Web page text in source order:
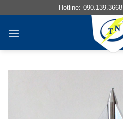
nội
Hotline: 090.139.3668